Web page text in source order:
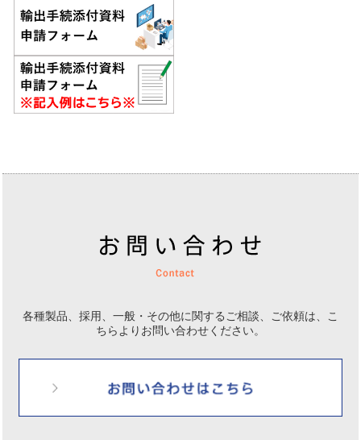
各種製品、採用、一般・その他に関するご相談、ご依頼は、
こ
ちらよりお問い合わせください。